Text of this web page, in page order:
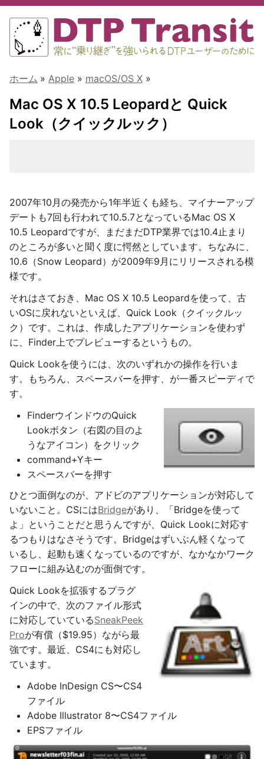
ホーム » Apple » macOS/OS X »
Mac OS X 10.5 Leopardと Quick
Look（クイックルック）
2007年10月の発売から1年半近くも経ち、マイナーアップ
デートも7回も行われて10.5.7となっているMac OS X
10.5 Leopardですが、まだまだDTP業界では10.4止まり
のところが多いと聞く度に愕然としています。ちなみに、
10.6（Snow Leopard）が2009年9月にリリースされる模
様です。
それはさておき、Mac OS X 10.5 Leopardを使って、古
いOSに戻れないといえば、Quick Look（クイックルッ
ク）です。これは、作成したアプリケーションを使わず
に、Finder上でプレビューするというもの。
Quick Lookを使うには、次のいずれかの操作を行いま
す。もちろん、スペースバーを押す、が一番スピーディで
す。
FinderウインドウのQuick
Lookボタン（右図の目のよ
うなアイコン）をクリック
command+Yキー
スペースバーを押す
ひとつ面倒なのが、アドビのアプリケーションが対応して
いないこと。CSにはBridgeがあり、「Bridgeを使って
よ」ということだと思うんですが、Quick Lookに対応す
るつもりはなさそうです。Bridgeはずいぶん軽くなって
いるし、起動も速くなっているのですが、なかなかワーク
フローに組み込むのが面倒です。
Quick Lookを拡張するプラグ
インの中で、次のファイル形式
に対応していているSneakPeek
Proが有償（$19.95）ながら最
強です。最近、CS4にも対応し
ています。
Adobe InDesign CS〜CS4
ファイル
Adobe Illustrator 8〜CS4ファイル
EPSファイル